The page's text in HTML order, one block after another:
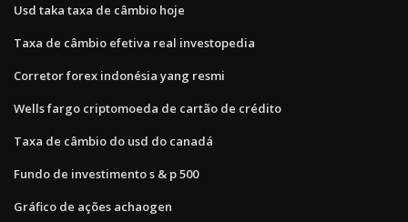
Usd taka taxa de câmbio hoje
Taxa de câmbio efetiva real investopedia
Corretor forex indonésia yang resmi
Wells fargo criptomoeda de cartão de crédito
Taxa de câmbio do usd do canadá
Fundo de investimento s & p 500
Gráfico de ações achaogen